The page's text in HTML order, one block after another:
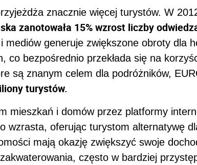
znacznie więcej turystów. W
zanotowała 15% wzrost liczby
mediów generuje zwiększone obroty dla
co bezpośrednio przekłada się na
są znanym celem dla podróżników,
turystów.
mieszkań i domów przez platformy
wzrasta, oferując turystom alternatywę
mają okazję zwiększyć swoje
często w bardziej